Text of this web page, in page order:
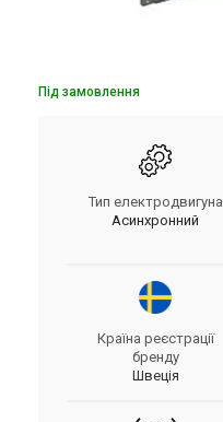
Під замовлення
Тип електродвигуна
Асинхронний
Країна реєстрації
бренду
Швеція